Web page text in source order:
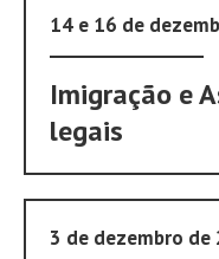
14 e 16 de
Imigração e
legais
3 de dezembro